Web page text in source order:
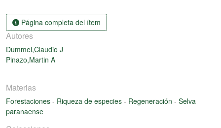
Página completa del ítem
Autores
Dummel,Claudio J
Pinazo,Martin A
Materias
Forestaciones - Riqueza de especies - Regeneración - Selva
paranaense